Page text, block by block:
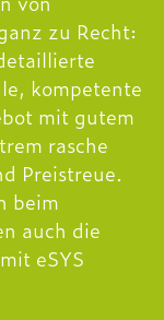
zu Recht:
kompetente
mit gutem
rasche
Preistreue.
beim
auch die
eSYS